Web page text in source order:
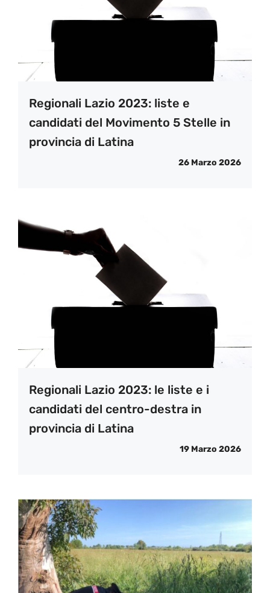
Regionali Lazio 2023: liste e
candidati del Movimento 5 Stelle in
provincia di Latina
26 Marzo 2026
Regionali Lazio 2023: le liste e i
candidati del centro-destra in
provincia di Latina
19 Marzo 2026